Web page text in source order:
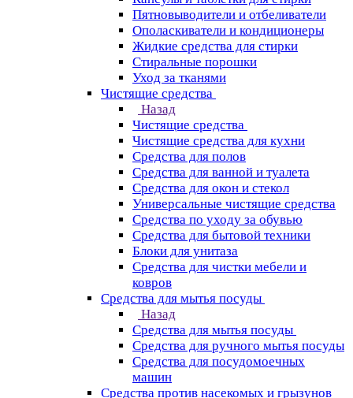
Пятновыводители и отбеливатели
Ополаскиватели и кондиционеры
Жидкие средства для стирки
Стиральные порошки
Уход за тканями
Чистящие средства
Назад
Чистящие средства
Чистящие средства для кухни
Средства для полов
Средства для ванной и туалета
Средства для окон и стекол
Универсальные чистящие средства
Средства по уходу за обувью
Средства для бытовой техники
Блоки для унитаза
Средства для чистки мебели и
ковров
Средства для мытья посуды
Назад
Средства для мытья посуды
Средства для ручного мытья посуды
Средства для посудомоечных
машин
Средства против насекомых и грызунов